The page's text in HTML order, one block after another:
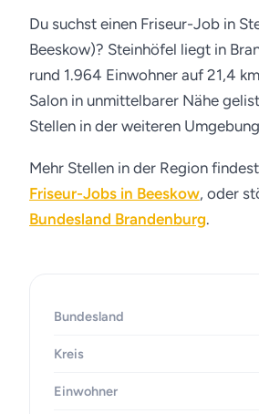
Du suchst einen Friseur-Job in
Beeskow)? Steinhöfel liegt in
rund 1.964 Einwohner auf 21,4
Salon in unmittelbarer Nähe
Stellen in der weiteren
Mehr Stellen in der Region
Friseur-Jobs in Beeskow, oder
Bundesland Brandenburg.
Bundesland
Kreis
Einwohner